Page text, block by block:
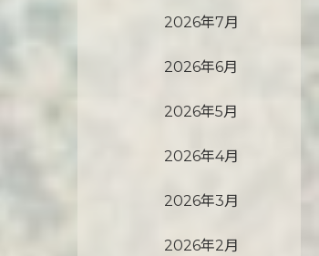
2026年7月
2026年6月
2026年5月
2026年4月
2026年3月
2026年2月